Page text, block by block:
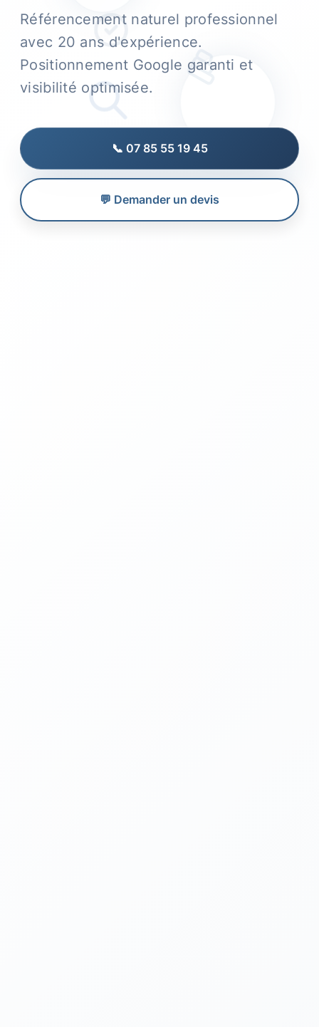
Référencement naturel professionnel
avec 20 ans d'expérience.
Positionnement Google garanti et
visibilité optimisée.
📞 07 85 55 19 45
💬 Demander un devis